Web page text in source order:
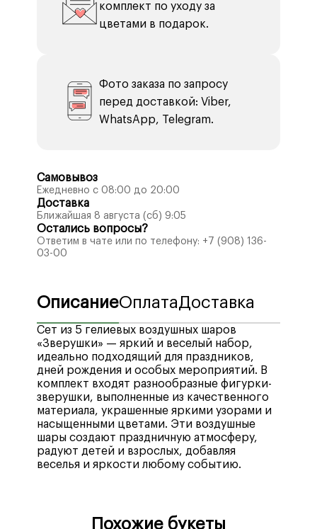
комплект по уходу за
цветами в подарок.
Фото заказа по запросу
перед доставкой: Viber,
WhatsApp, Telegram.
Самовывоз
Ежедневно с 08:00 до 20:00
Доставка
Ближайшая 8 августа (сб) 9:05
Остались вопросы?
Ответим в чате или по телефону: +7 (908) 136-
03-00
ОписаниеОплата Доставка
Сет из 5 гелиевых воздушных шаров
«Зверушки» — яркий и веселый набор,
идеально подходящий для праздников,
дней рождения и особых мероприятий. В
комплект входят разнообразные фигурки-
зверушки, выполненные из качественного
материала, украшенные яркими узорами и
насыщенными цветами. Эти воздушные
шары создают праздничную атмосферу,
радуют детей и взрослых, добавляя
веселья и яркости любому событию.
различные платежные системы, кредитные
Похожие букеты